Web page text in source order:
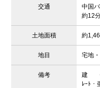
交通
中国
約12
土地面積 約
地目 宅地
備考
建 物
ﾚｰﾄ・